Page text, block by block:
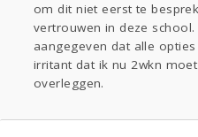
om dit niet eerst te
vertrouwen in deze
aangegeven dat alle
irritant dat ik nu 2wkn
overleggen.